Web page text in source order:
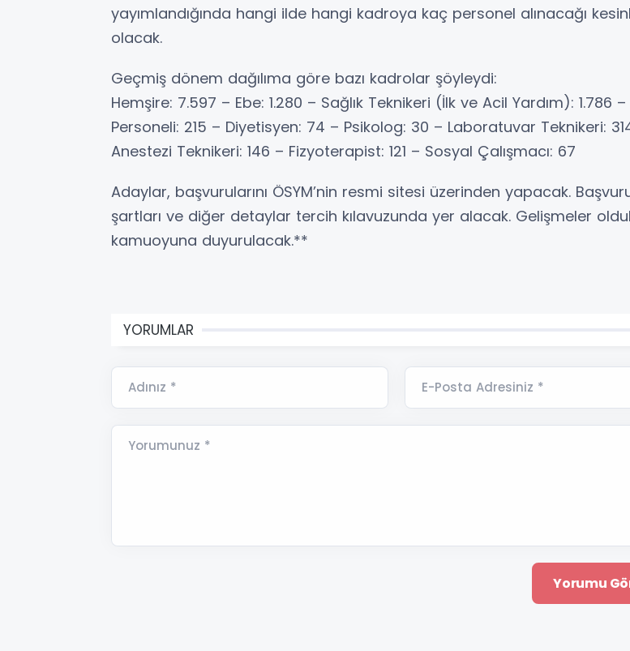
yayımlandığında hangi ilde hangi kadroya kaç personel alınacağı
olacak.
Geçmiş dönem dağılıma göre bazı kadrolar şöyleydi:
Hemşire: 7.597 – Ebe: 1.280 – Sağlık Teknikeri (İlk ve Acil Yardım): 1.786
Personeli: 215 – Diyetisyen: 74 – Psikolog: 30 – Laboratuvar Teknikeri:
Anestezi Teknikeri: 146 – Fizyoterapist: 121 – Sosyal Çalışmacı: 67
Adaylar, başvurularını ÖSYM’nin resmi sitesi üzerinden yapacak.
şartları ve diğer detaylar tercih kılavuzunda yer alacak. Gelişmeler
kamuoyuna duyurulacak.**
YORUMLAR
Adınız * E-Posta Adresiniz *
Yorumunuz *